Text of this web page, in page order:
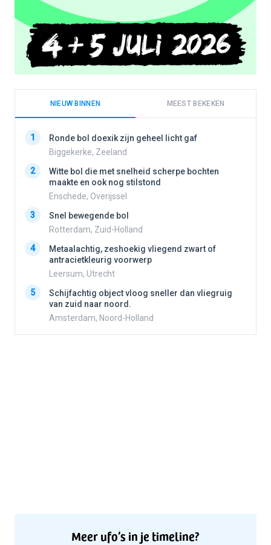
NIEUW BINNEN MEEST BEKEKEN
1
Ronde bol doexik zijn geheel licht gaf
Biggekerke, Zeeland
2
Witte bol die met snelheid scherpe bochten
maakte en ook nog stilstond
Enschede, Overijssel
3
Snel bewegende bol
Rotterdam, Zuid-Holland
4
Metaalachtig, zeshoekig vliegend zwart of
antracietkleurig voorwerp
Leersum, Utrecht
5
Schijfachtig object vloog sneller dan vliegruig
van zuid naar noord.
Amsterdam, Noord-Holland
Meer ufo’s in je timeline?